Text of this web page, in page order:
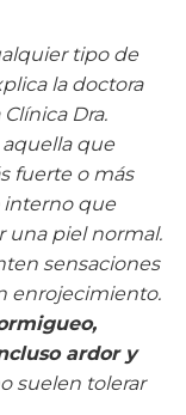
tipo de
la doctora
Dra.
aquella que
fuerte o más
interno que
una piel normal.
sensaciones
enrojecimiento.
ardor y
suelen tolerar